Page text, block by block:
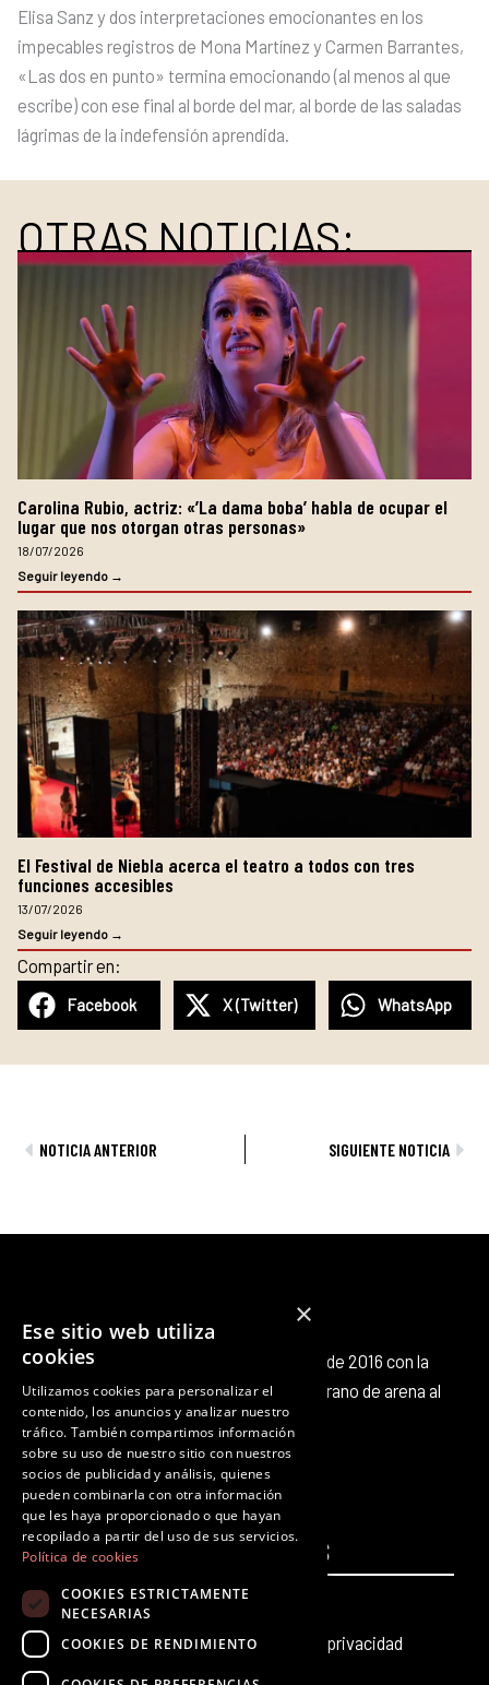
Elisa Sanz y dos interpretaciones emocionantes en los
impecables registros de Mona Martínez y Carmen Barrantes,
«Las dos en punto» termina emocionando (al menos al que
escribe) con ese final al borde del mar, al borde de las saladas
lágrimas de la indefensión aprendida.
OTRAS NOTICIAS:
Carolina Rubio, actriz: «’La dama boba’ habla de ocupar el
lugar que nos otorgan otras personas»
18/07/2026
Seguir leyendo →
El Festival de Niebla acerca el teatro a todos con tres
funciones accesibles
13/07/2026
Seguir leyendo →
Compartir en:
Facebook X (Twitter) WhatsApp
AntNOTICIA ANTERIOR SIGUIENTE NOTICIA
Octubre Producciones nace en octubre de 2016 con la
intención de aportar nuestro pequeño grano de arena al
panorama cultural existente.
F
a
c
e
b
o
k
T
w
i
t
t
r
I
n
s
t
a
r
m
Y
o
u
t
u
e
L
i
n
k
e
i
T
k
o
PÁGINAS
Inicio
Producciones teatrales
LEGALES
Aviso legal
Política de privacidad
×
Ese sitio web utiliza
cookies
Utilizamos cookies para personalizar el
contenido, los anuncios y analizar nuestro
tráfico. También compartimos información
sobre su uso de nuestro sitio con nuestros
socios de publicidad y análisis, quienes
pueden combinarla con otra información
que les haya proporcionado o que hayan
recopilado a partir del uso de sus servicios.
Política de cookies
COOKIES ESTRICTAMENTE
NECESARIAS
COOKIES DE RENDIMIENTO